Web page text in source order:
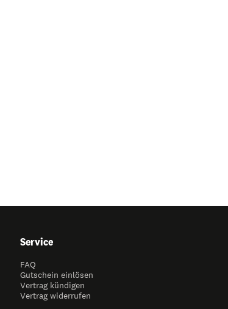
Service
FAQ
Gutschein einlösen
Vertrag kündigen
Vertrag widerrufen